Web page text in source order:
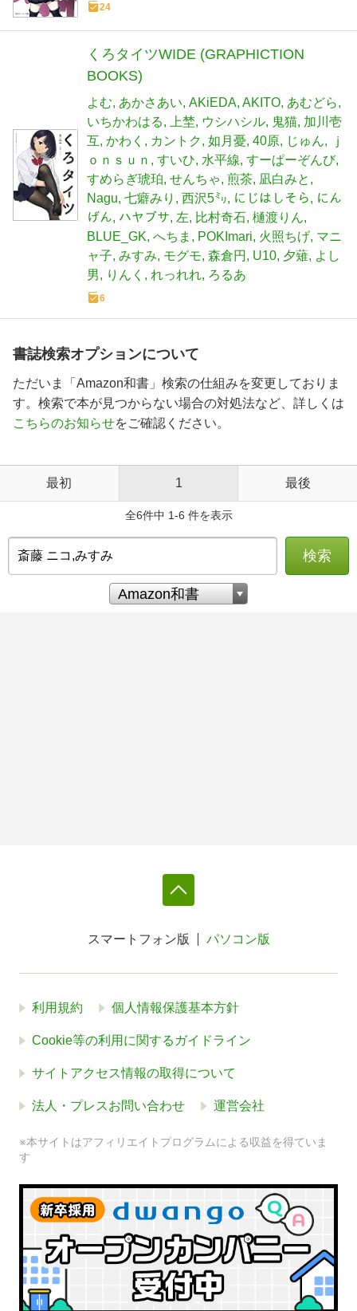
24
くろタイツWIDE (GRAPHICTION
BOOKS)
よむ あかさあい AKiEDA AKITO あむどら
いちかわはる 上埜 ウシハシル 鬼猫 加川壱
互 かわく カントク 如月憂 40原 じゅん
ｊ
ｏｎｓｕｎ
すいひ 水平線 すーぱーぞんび
すめらぎ琥珀 せんちゃ 煎茶 凪白みと
Nagu 七癖みり 西沢5㍉ にじはしそら
にん
げん ハヤブサ 左 比村奇石 樋渡りん
BLUE_GK へちま POKImari 火照ちげ マニ
ャ子 みすみ モグモ 森倉円 U10 夕薙 よし
男
りんく れっれれ ろるあ
6
書誌検索オプションについて
ただいま「Amazon和書」検索の仕組みを変更しておりま
す。検索で本が見つからない場合の対処法など、詳しくは
こちらのお知らせをご確認ください。
最初 1 最後
全6件中 1-6 件を表示
検索
スマートフォン版 パソコン版
利用規約 個人情報保護基本方針
Cookie等の利用に関するガイドライン
サイトアクセス情報の取得について
法人・プレスお問い合わせ 運営会社
※本サイトはアフィリエイトプログラムによる収益を得ていま
す